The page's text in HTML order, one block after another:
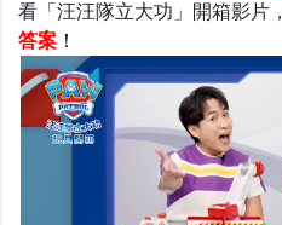
看「汪汪隊立大功」開箱影片，
答案 ！